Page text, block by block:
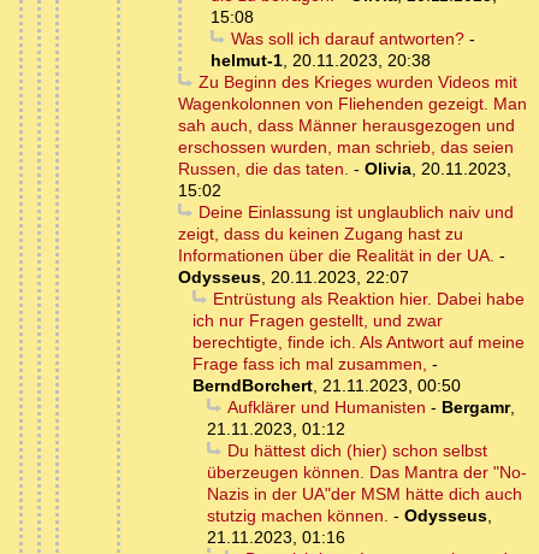
15:08
Was soll ich darauf antworten?-
helmut-1, 20.11.2023, 20:38
Zu Beginn des Krieges wurden Videos mit
Wagenkolonnen von Fliehenden gezeigt. Man
sah auch, dass Männer herausgezogen und
erschossen wurden, man schrieb, das seien
Russen, die das taten. - Olivia, 20.11.2023,
15:02
Deine Einlassung ist unglaublich naiv und
zeigt, dass du keinen Zugang hast zu
Informationen über die Realität in der UA. -
Odysseus, 20.11.2023, 22:07
Entrüstung als Reaktion hier. Dabei habe
ich nur Fragen gestellt, und zwar
berechtigte, finde ich. Als Antwort auf meine
Frage fass ich mal zusammen, -
BerndBorchert, 21.11.2023, 00:50
Aufklärer und Humanisten - Bergamr,
21.11.2023, 01:12
Du hättest dich (hier) schon selbst
überzeugen können. Das Mantra der "No-
Nazis in der UA"der MSM hätte dich auch
stutzig machen können. - Odysseus,
21.11.2023, 01:16